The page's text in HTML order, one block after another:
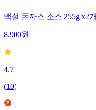
백설 돈까스 소스 255g x2개
8,900원
4.7
(10)